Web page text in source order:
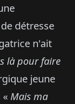
détresse
n'ait
là pour faire
jeune
Mais ma